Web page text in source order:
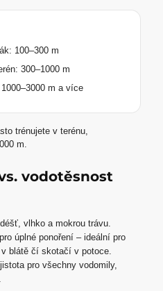
100–300 m
300–1000 m
m a více
trénujete v terénu,
m.
vodotěsnost
vlhko a mokrou trávu.
úplné ponoření – ideální pro
blátě čí skotačí v potoce.
pro všechny vodomily,